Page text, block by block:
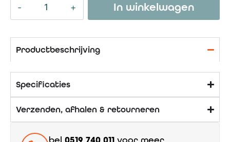
In winkelwagen
Productbeschrijving
Specificaties
Verzenden, afhalen & retourneren
bel
voor meer